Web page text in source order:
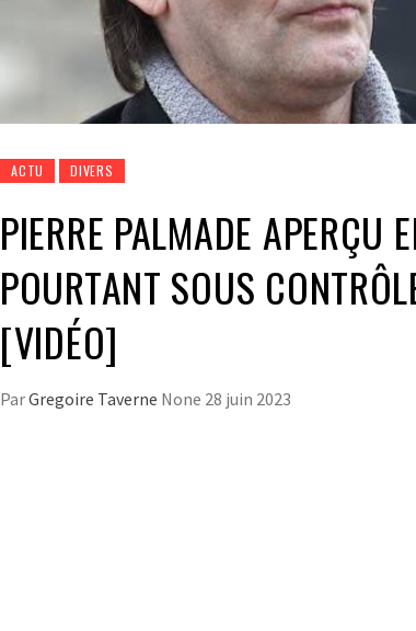
ACTU DIVERS
PIERRE PALMADE APERÇU
POURTANT SOUS
[VIDÉO]
ParGregoire Taverne None 28 juin 2023